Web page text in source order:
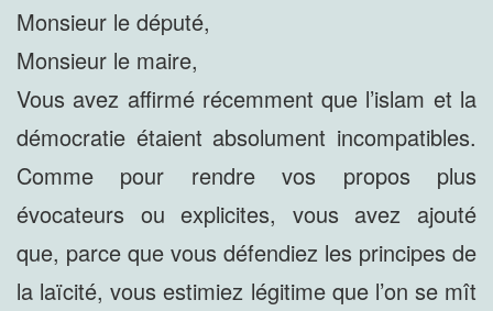
Monsieur le député,
Monsieur le maire,
Vous avez affirmé récemment que l’islam et la
démocratie étaient absolument incompatibles.
Comme pour rendre vos propos plus
évocateurs ou explicites, vous avez ajouté
que, parce que vous défendiez les principes de
la laïcité, vous estimiez légitime que l’on se mît